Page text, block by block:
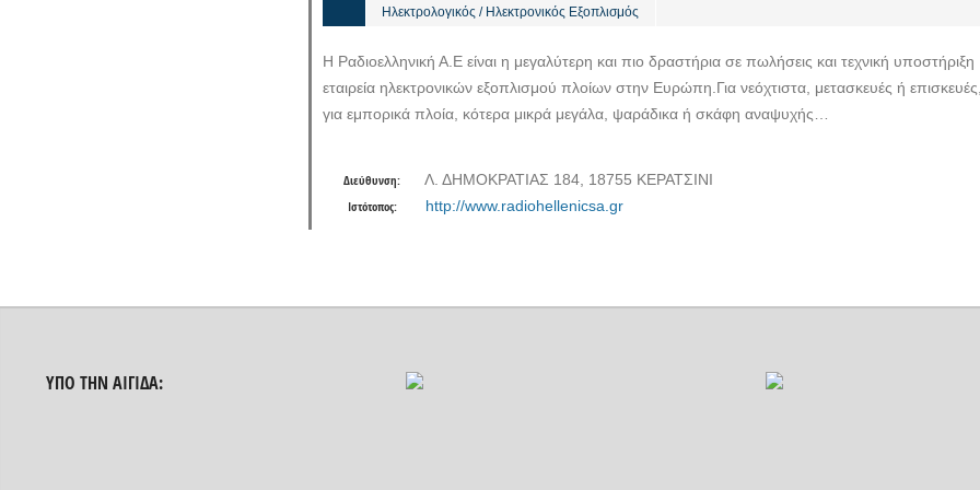
Ηλεκτρολογικός / Ηλεκτρονικός Εξοπλισμός
Η Ραδιοελληνική Α.Ε είναι η μεγαλύτερη και πιο δραστήρια σε πωλήσεις και τεχνική υποστήριξη
εταιρεία ηλεκτρονικών εξοπλισμού πλοίων στην Ευρώπη.Για νεόχτιστα, μετασκευές ή
για εμπορικά πλοία, κότερα μικρά μεγάλα, ψαράδικα ή σκάφη αναψυχής…
Διεύθυνση: Λ. ΔΗΜΟΚΡΑΤΙΑΣ 184, 18755 ΚΕΡΑΤΣΙΝΙ
Ιστότοπος: http://www.radiohellenicsa.gr
ΥΠΟ ΤΗΝ ΑΙΓΊΔΑ: